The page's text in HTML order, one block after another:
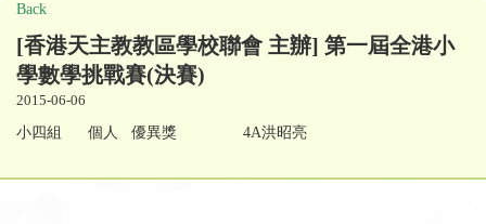
Back
[香港天主教教區學校聯會 主辦] 第一屆全港小
學數學挑戰賽(決賽)
2015-06-06
小四組 個人 優異獎
4A洪昭亮